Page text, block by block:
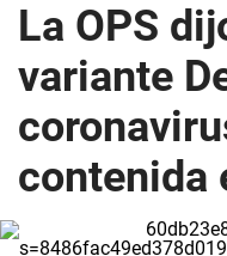
La OPS
variante
contenida